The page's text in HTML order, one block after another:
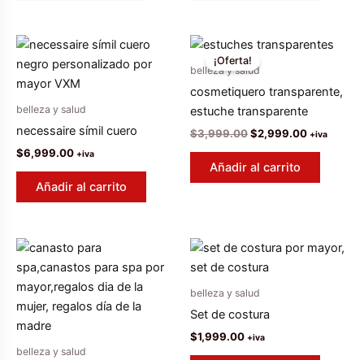
belleza y salud
necessaire símil cuero
$6,999.00 +iva
Añadir al carrito
¡Oferta!
belleza y salud
cosmetiquero transparente,
estuche transparente
$3,999.00El
original
era:
$2,999.00El+iva
Añadir al carrito
belleza y salud
belleza y salud
Set de costura
$1,999.00 +iva